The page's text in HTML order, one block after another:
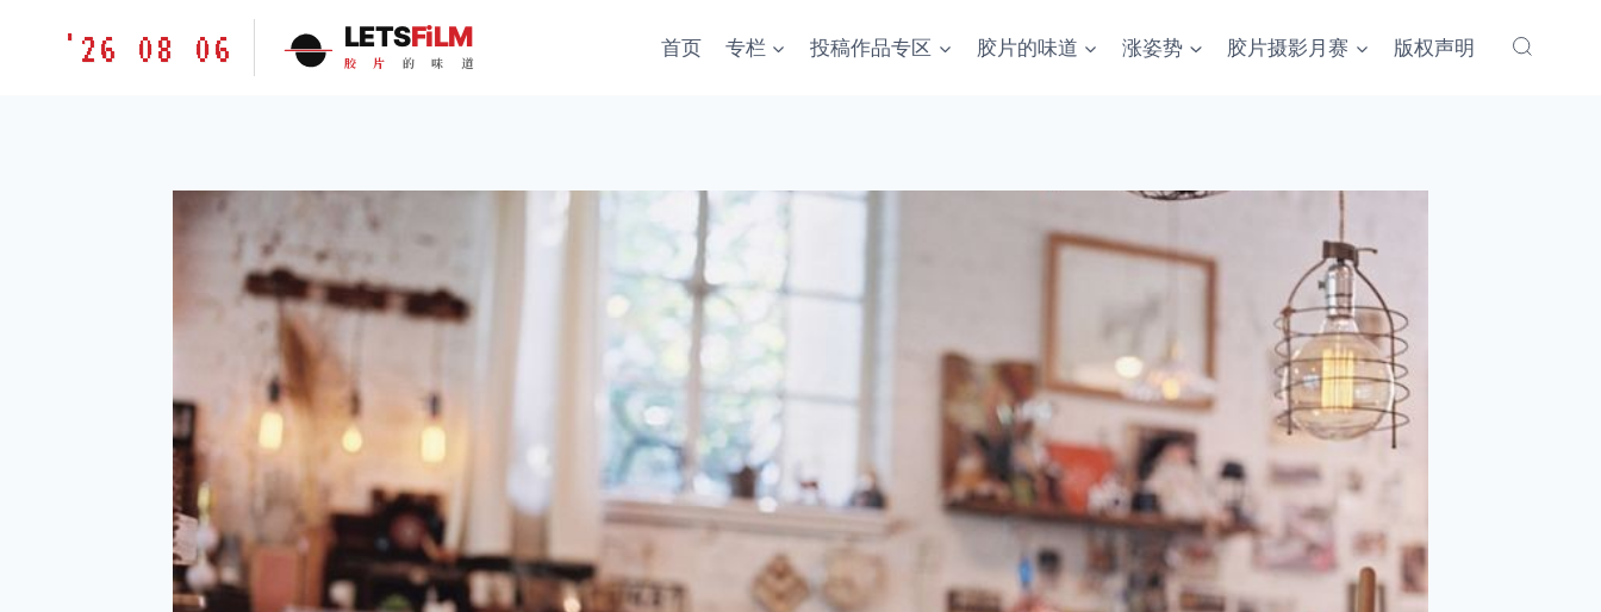
胶'26 08 06 LETSFiLM
胶 片 的 味 道
首页 专栏 投稿作品专区 胶片的味道 涨姿势 胶片摄影月赛 版权声明